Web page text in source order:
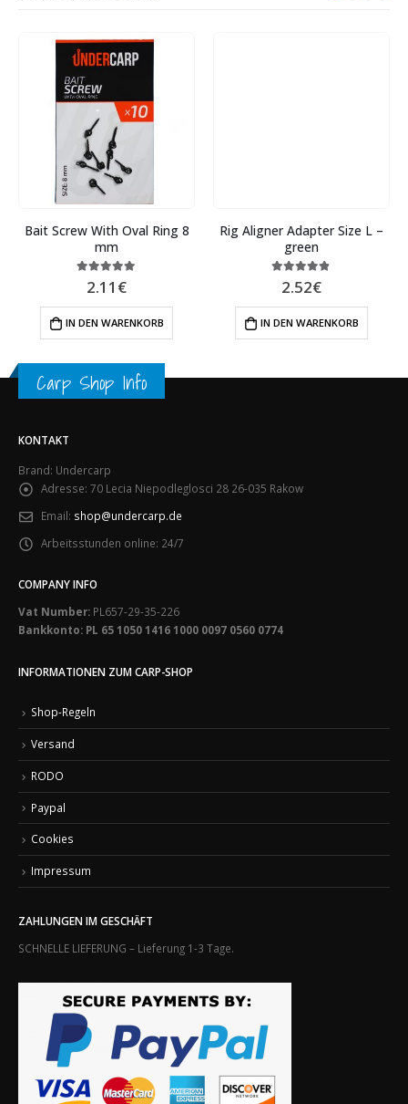
Bait Screw With Oval Ring 8
mm
5.00 out of 5
2.11 €
IN DEN WARENKORB
Rig Aligner Adapter Size L –
green
4.75 out of 5
2.52€
IN DEN WARENKORB
Carp Shop Info
KONTAKT
Brand: Undercarp
Adresse: 70 Lecia Niepodleglosci 28 26-035 Rakow
Email: shop@undercarp.de
Arbeitsstunden online: 24/7
COMPANY INFO
Vat Number: PL657-29-35-226
Bankkonto: PL 65 1050 1416 1000 0097 0560 0774
INFORMATIONEN ZUM CARP-SHOP
Shop-Regeln
Versand
RODO
Paypal
Cookies
Impressum
ZAHLUNGEN IM GESCHÄFT
SCHNELLE LIEFERUNG – Lieferung 1-3 Tage.